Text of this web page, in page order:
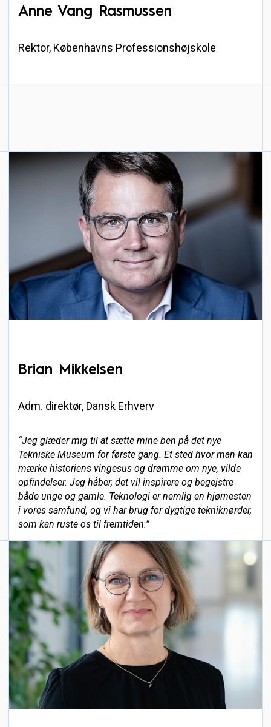
Anne Vang Rasmussen
Rektor, Københavns Professionshøjskole
Brian Mikkelsen
Adm. direktør, Dansk Erhverv
“Jeg glæder mig til at sætte mine ben på det nye
Tekniske Museum for første gang. Et sted hvor man kan
mærke historiens vingesus og drømme om nye, vilde
opfindelser. Jeg håber, det vil inspirere og begejstre
både unge og gamle. Teknologi er nemlig en hjørnesten
i vores samfund, og vi har brug for dygtige tekniknørder,
som kan ruste os til fremtiden.”